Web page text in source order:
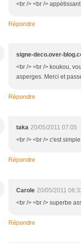
<br /> <br />
Répondre
signe-deco.over-
<br /> <br /> koukou,
asperges. Merci et
Répondre
taka 20/05/2011 07:05
<br /> <br /> c'est
Répondre
Carole 20/05/2011
<br /> <br /> superbe
Répondre